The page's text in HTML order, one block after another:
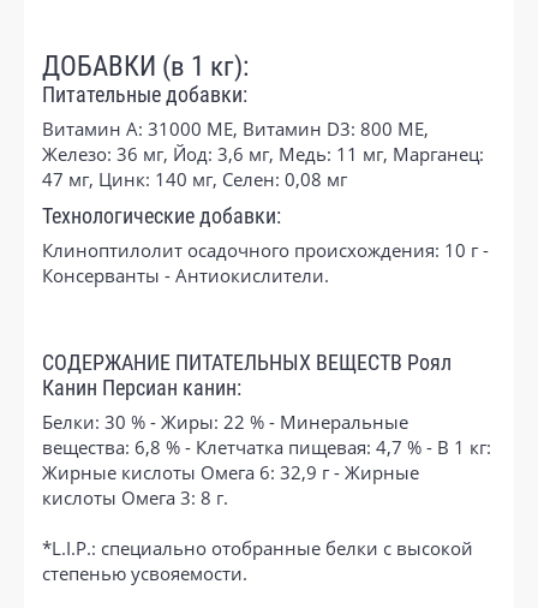
ДОБАВКИ (в 1 кг):
Питательные добавки:
Витамин A: 31000 ME, Витамин D3: 800 ME,
Железо: 36 мг, Йод: 3,6 мг, Медь: 11 мг, Марганец:
47 мг, Цинк: 140 мг, Ceлeн: 0,08 мг
Технологические добавки:
Клиноптилолит осадочного происхождения: 10 г -
Консерванты - Антиокислители.
СОДЕРЖАНИЕ ПИТАТЕЛЬНЫХ ВЕЩЕСТВ Роял
Канин Персиан канин:
Белки: 30 % - Жиры: 22 % - Минеральные
вещества: 6,8 % - Клетчатка пищевая: 4,7 % - В 1 кг:
Жирные кислоты Омега 6: 32,9 г - Жирные
кислоты Омега 3: 8 г.
*L.I.P.: специально отобранные белки с высокой
степенью усвояемости.